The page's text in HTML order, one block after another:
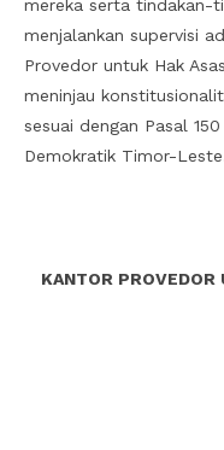
mereka serta tindakan-
menjalankan supervisi
Provedor untuk Hak
meninjau
sesuai dengan Pasal
Demokratik Timor-
KANTOR PROVEDOR